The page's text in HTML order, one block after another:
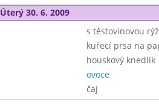
Úterý 30. 6. 2009
s těstovinovou
kuřecí prsa na
houskový knedlík
ovoce
čaj